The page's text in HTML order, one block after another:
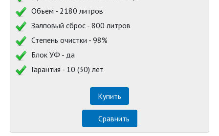
Объем - 2180 литров
Залповый сброс - 800 литров
Степень очистки - 98%
Блок УФ - да
Гарантия - 10 (30) лет
Купить
Сравнить